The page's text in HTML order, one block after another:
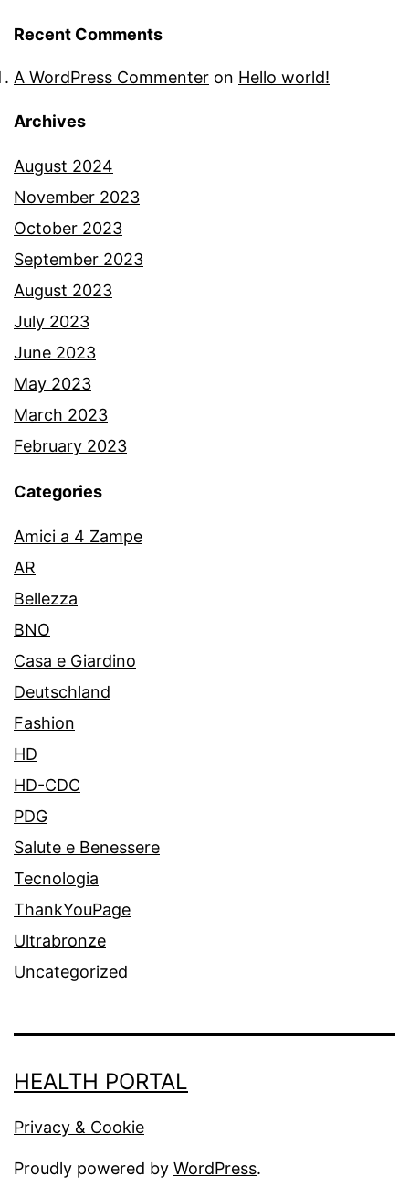
Recent Comments
A WordPress Commenter on Hello world!
Archives
August 2024
November 2023
October 2023
September 2023
August 2023
July 2023
June 2023
May 2023
March 2023
February 2023
Categories
Amici a 4 Zampe
AR
Bellezza
BNO
Casa e Giardino
Deutschland
Fashion
HD
HD-CDC
PDG
Salute e Benessere
Tecnologia
ThankYouPage
Ultrabronze
Uncategorized
HEALTH PORTAL
Privacy & Cookie
Proudly powered by WordPress.